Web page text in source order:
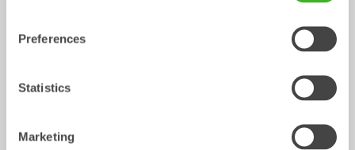
Preferences
Statistics
Marketing